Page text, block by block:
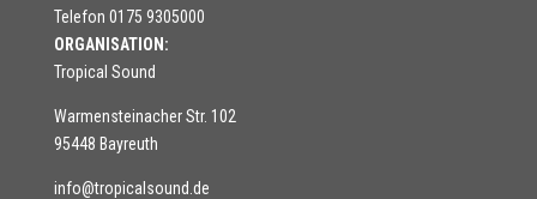
Telefon 0175 9305000
ORGANISATION:
Tropical Sound
Warmensteinacher Str. 102
95448 Bayreuth
info@tropicalsound.de